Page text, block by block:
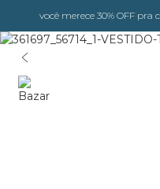
você merece 30% OFF